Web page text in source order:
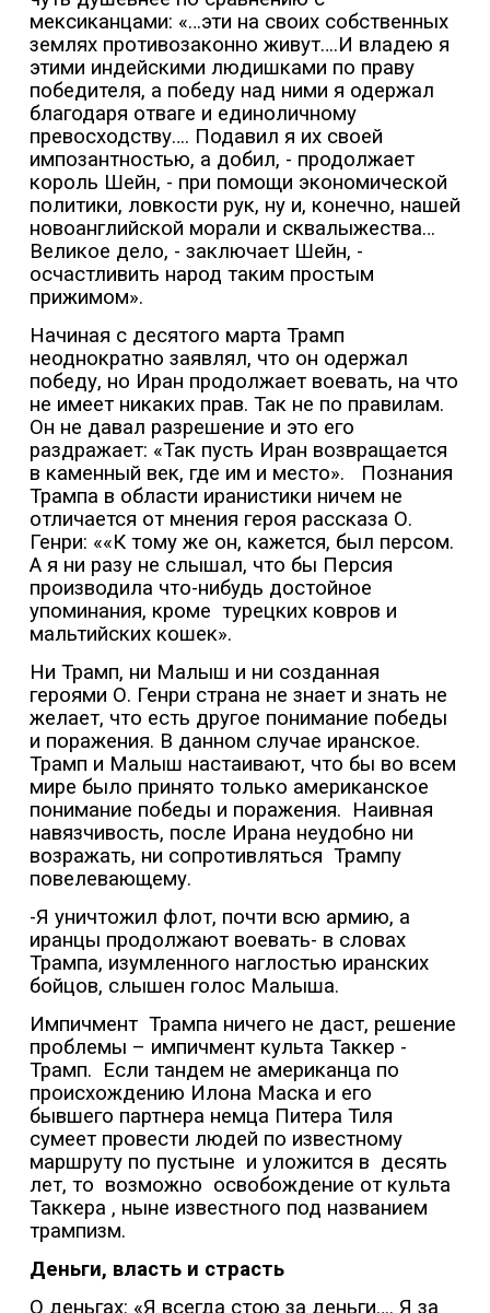
мексиканцами: «…эти на своих собственных
землях противозаконно живут….И владею я
этими индейскими людишками по праву
победителя, а победу над ними я одержал
благодаря отваге и единоличному
превосходству…. Подавил я их своей
импозантностью, а добил, - продолжает
король Шейн, - при помощи экономической
политики, ловкости рук, ну и, конечно, нашей
новоанглийской морали и сквалыжества…
Великое дело, - заключает Шейн, -
осчастливить народ таким простым
прижимом».
Начиная с десятого марта Трамп
неоднократно заявлял, что он одержал
победу, но Иран продолжает воевать, на что
не имеет никаких прав. Так не по правилам.
Он не давал разрешение и это его
раздражает: «Так пусть Иран возвращается
в каменный век, где им и место».
Познания
Трампа в области иранистики ничем не
отличается от мнения героя рассказа О.
Генри: ««К тому же он, кажется, был персом.
А я ни разу не слышал, что бы Персия
производила что-нибудь достойное
упоминания, кроме турецких ковров и
мальтийских кошек».
Ни Трамп, ни Малыш и ни созданная
героями О. Генри страна не знает и знать не
желает, что есть другое понимание победы
и поражения. В данном случае иранское.
Трамп и Малыш настаивают, что бы во всем
мире было принято только американское
понимание победы и поражения. Наивная
навязчивость, после Ирана неудобно ни
возражать, ни сопротивляться Трампу
повелевающему.
-Я уничтожил флот, почти всю армию, а
иранцы продолжают воевать- в словах
Трампа, изумленного наглостью иранских
бойцов, слышен голос Малыша.
Импичмент Трампа ничего не даст, решение
проблемы – импичмент культа Таккер -
Трамп. Если тандем не американца по
происхождению Илона Маска и его
бывшего партнера немца Питера Тиля
сумеет провести людей по известному
маршруту по пустыне и уложится в десять
лет, то возможно освобождение от культа
Таккера , ныне известного под названием
трампизм.
Деньги, власть и страсть
О деньгах: «Я всегда стою за деньги…. Я за